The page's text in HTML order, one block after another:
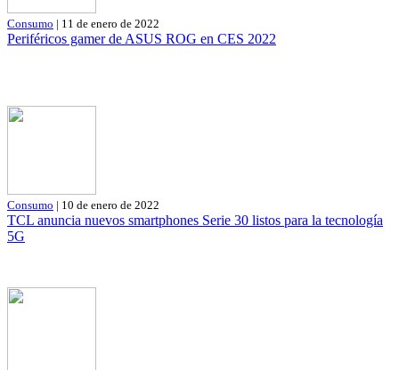
Consumo | 11 de enero de 2022
Periféricos gamer de ASUS ROG en CES 2022
Consumo | 10 de enero de 2022
TCL anuncia nuevos smartphones Serie 30 listos para la tecnología
5G